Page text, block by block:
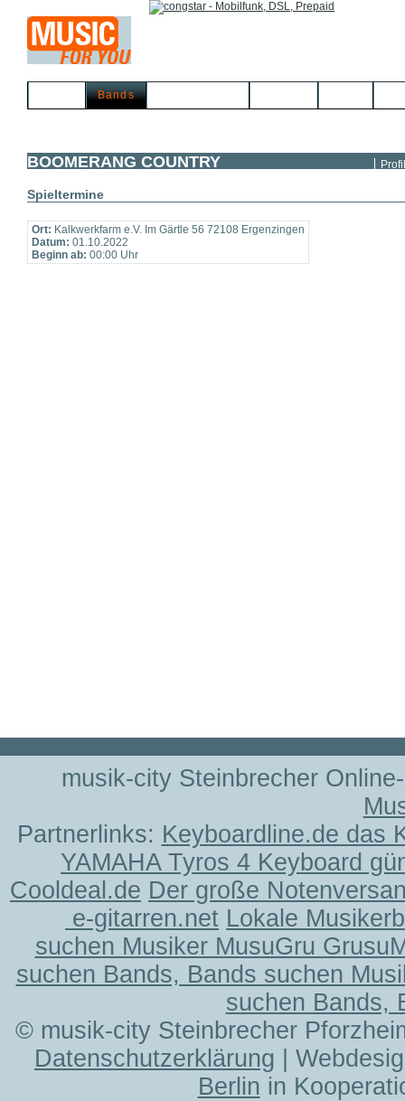
Bands
Profil
BOOMERANG COUNTRY
Spieltermine
Ort: Kalkwerkfarm e.V. Im Gärtle 56 72108 Ergenzingen
Datum: 01.10.2022
Beginn ab: 00:00 Uhr
musik-city Steinbrecher
Partnerlinks: Keyboardline.de das
YAMAHA Tyros 4 Keyboard
Cooldeal.de Der große
e-gitarren.net Lokale
suchen Musiker MusuGru
suchen Bands, Bands suchen
suchen Bands,
© musik-city Steinbrecher
Datenschutzerklärung |
Berlin in